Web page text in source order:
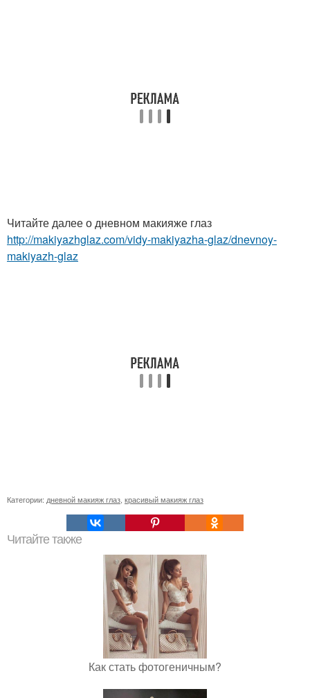
Читайте далее о дневном макияже глаз
http://makiyazhglaz.com/vidy-makiyazha-glaz/dnevnoy-
makiyazh-glaz
Категории: дневной макияж глаз красивый макияж глаз
Читайте также
Как стать фотогеничным?